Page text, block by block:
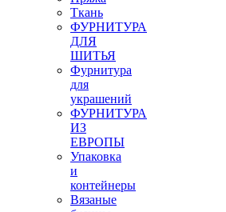
Ткань
ФУРНИТУРА
ДЛЯ
ШИТЬЯ
Фурнитура
для
украшений
ФУРНИТУРА
ИЗ
ЕВРОПЫ
Упаковка
и
контейнеры
Вязаные